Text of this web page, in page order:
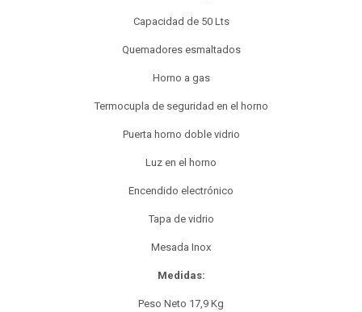
Capacidad de 50 Lts
Quemadores esmaltados
Horno a gas
Termocupla de seguridad en el horno
Puerta horno doble vidrio
Luz en el horno
Encendido electrónico
Tapa de vidrio
Mesada Inox
Medidas:
Peso Neto 17,9 Kg